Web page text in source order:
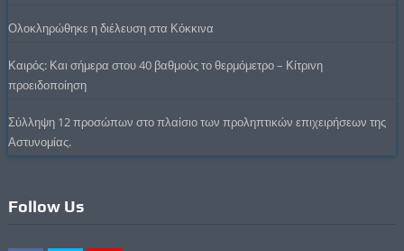
Ολοκληρώθηκε η διέλευση στα Κόκκινα
Καιρός: Και σήμερα στου 40 βαθμούς το θερμόμετρο – Κίτρινη
προειδοποίηση
Σύλληψη 12 προσώπων στο πλαίσιο των προληπτικών επιχειρήσεων της
Αστυνομίας.
Follow Us